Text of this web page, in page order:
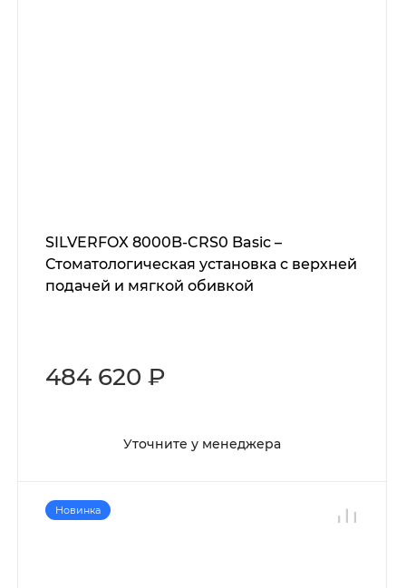
SILVERFOX 8000B-CRS0 Basic –
Стоматологическая установка с верхней
подачей и мягкой обивкой
484 620 ₽
Уточните у менеджера
Новинка